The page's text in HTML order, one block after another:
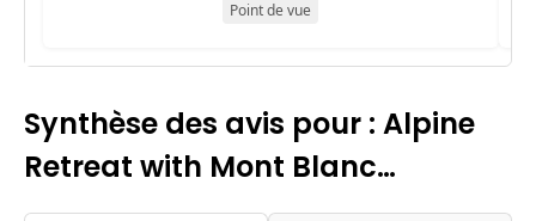
Point de vue
Synthèse des avis pour : Alpine
Retreat with Mont Blanc…